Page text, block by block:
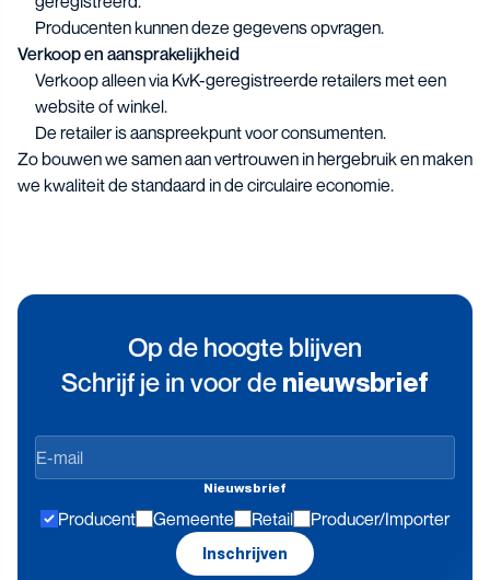
Producenten kunnen deze gegevens opvragen.
Verkoop en aansprakelijkheid
Verkoop alleen via KvK-geregistreerde retailers met een
website of winkel.
De retailer is aanspreekpunt voor consumenten.
Zo bouwen we samen aan vertrouwen in hergebruik en maken
we kwaliteit de standaard in de circulaire economie.
Op de hoogte blijven
Schrijf je in voor de nieuwsbrief
Op
de
blijven
Nieuwsbrief
Producent Gemeente Retail Producer/Importer
Inschrijven